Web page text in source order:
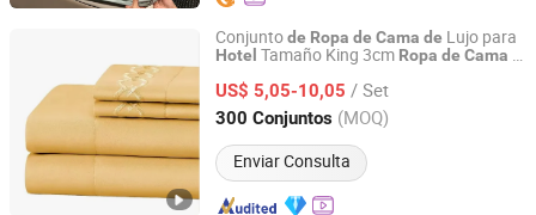
Conjuntode Ropa de Cama de Lujo para
Hotel Tamaño King 3cm Ropa de Cama a
US$ 5,05-10,05 / Set
300 Conjuntos (MOQ)
Enviar Consulta
Hangzhou Mosheng Textiles Co., Ltd.
Zhejiang, China Desde 2023